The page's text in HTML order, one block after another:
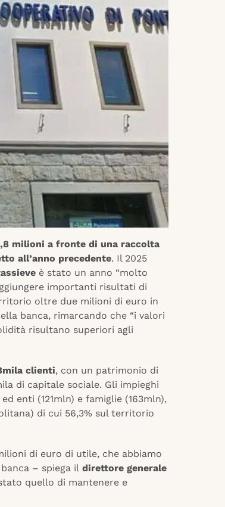
milioni a fronte di una raccolta
all’anno precedente. Il 2025
è stato un anno “molto
importanti risultati di
oltre due milioni di euro in
banca, rimarcando che “i valori
risultano superiori agli
clienti, con un patrimonio di
di capitale sociale. Gli impieghi
enti (121mln) e famiglie (163mln),
di cui 56,3% sul territorio
di euro di utile, che abbiamo
– spiega il direttore generale
quello di mantenere e